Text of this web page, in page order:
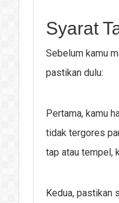
Syarat
Sebelum kamu
pastikan dulu:
Pertama, kamu
tidak tergores
tap atau tempel,
Kedua, pastikan